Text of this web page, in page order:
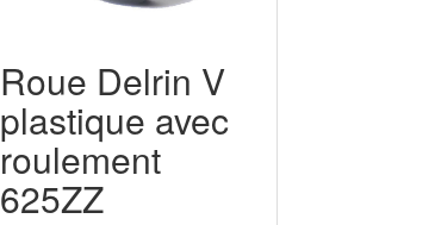
Roue Delrin V
plastique avec
roulement
625ZZ